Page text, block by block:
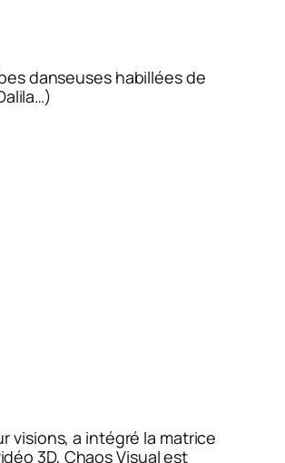
danseuses habillées de
visions, a intégré la matrice
3D, Chaos Visual est